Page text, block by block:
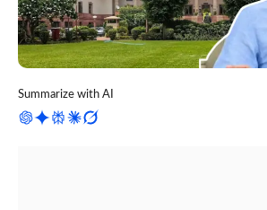
Summarize with AI